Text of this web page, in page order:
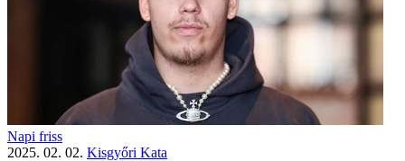
Napi friss
2025. 02. 02. Kisgyőri Kata